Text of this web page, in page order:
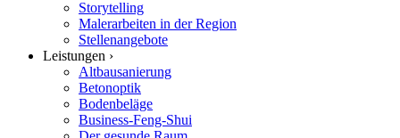
Storytelling
Malerarbeiten in der Region
Stellenangebote
Leistungen ›
Altbausanierung
Betonoptik
Bodenbeläge
Business-Feng-Shui